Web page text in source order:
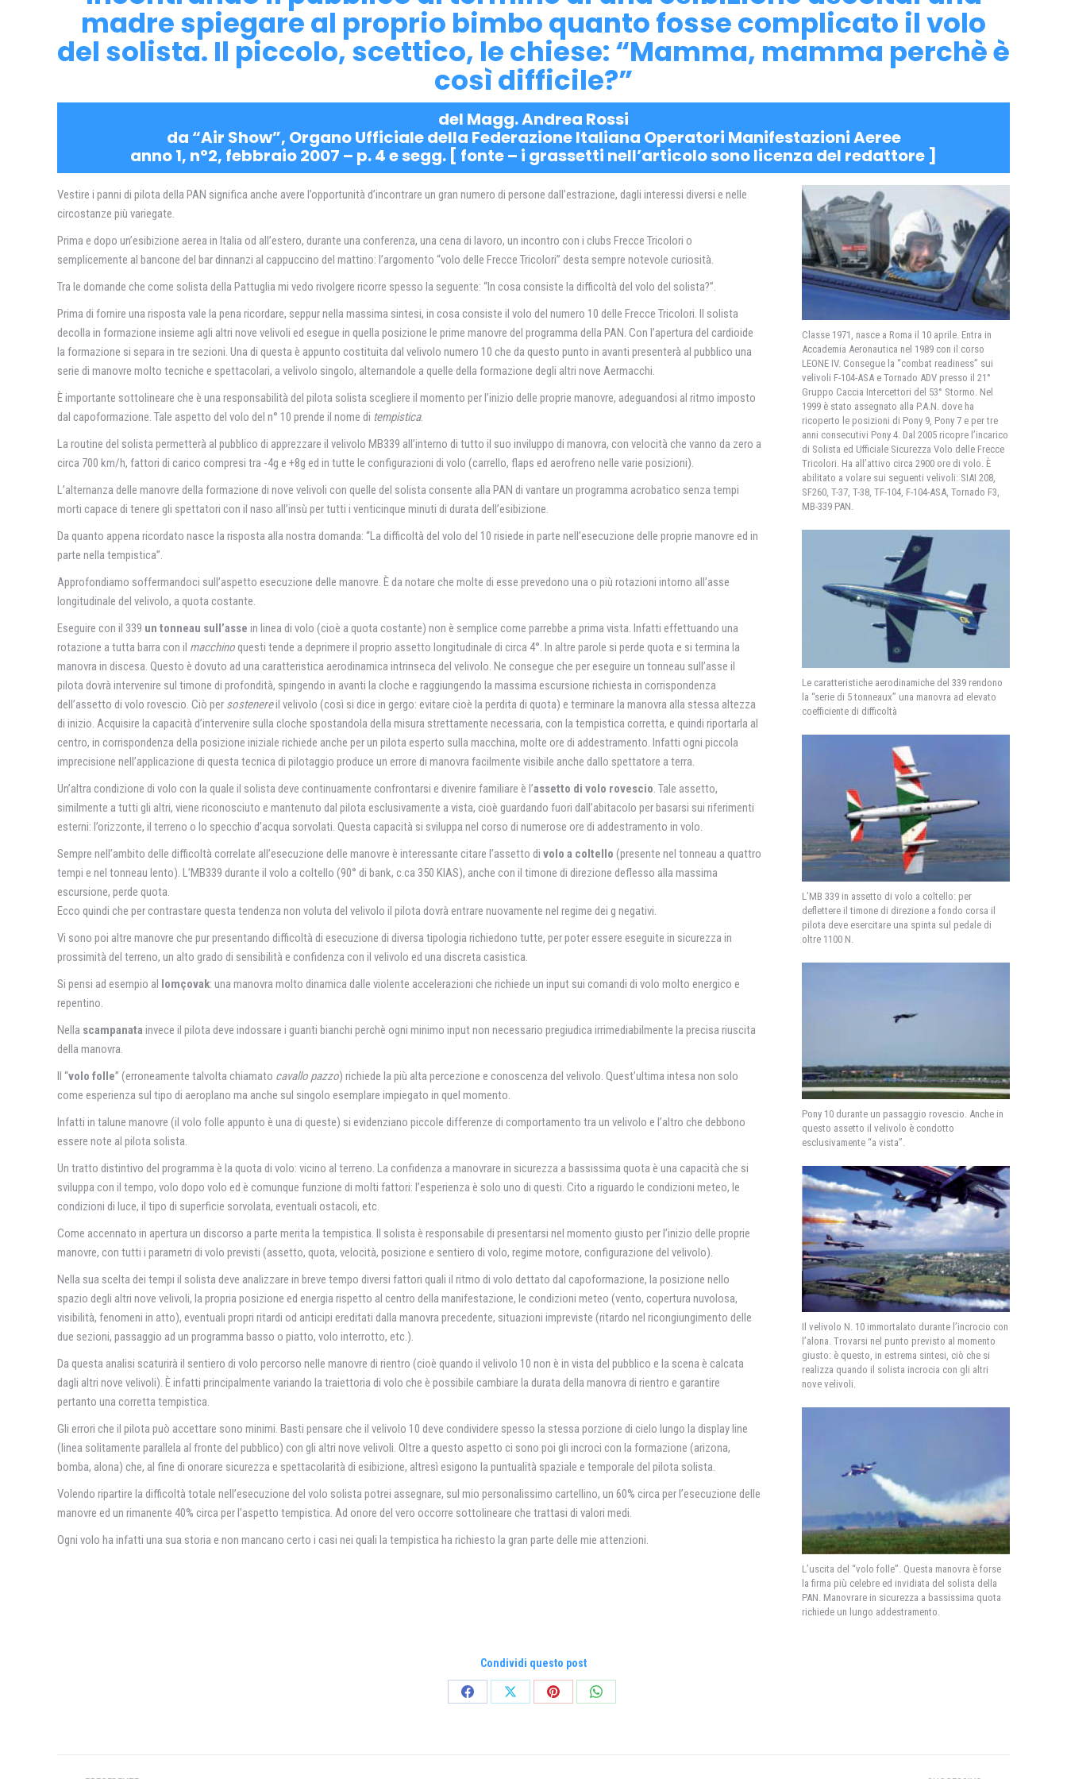
madre spiegare al proprio bimbo quanto fosse complicato il volo
del solista. Il piccolo, scettico, le chiese: “Mamma, mamma perchè è
così difficile?”
del Magg. Andrea Rossi
da “Air Show”, Organo Ufficiale della Federazione Italiana Operatori Manifestazioni Aeree
anno 1, n°2, febbraio 2007 – p. 4 e segg. [ fonte – i grassetti nell’articolo sono licenza del redattore ]
Vestire i panni di pilota della PAN significa anche avere l’opportunità d’incontrare un gran numero di persone dall’estrazione, dagli interessi diversi e nelle
circostanze più variegate.
Prima e dopo un’esibizione aerea in Italia od all’estero, durante una conferenza, una cena di lavoro, un incontro con i clubs Frecce Tricolori o
semplicemente al bancone del bar dinnanzi al cappuccino del mattino: l’argomento “volo delle Frecce Tricolori” desta sempre notevole curiosità.
Tra le domande che come solista della Pattuglia mi vedo rivolgere ricorre spesso la seguente: “In cosa consiste la difficoltà del volo del solista?”.
Prima di fornire una risposta vale la pena ricordare, seppur nella massima sintesi, in cosa consiste il volo del numero 10 delle Frecce Tricolori. Il solista
decolla in formazione insieme agli altri nove velivoli ed esegue in quella posizione le prime manovre del programma della PAN. Con l’apertura del cardioide
la formazione si separa in tre sezioni. Una di questa è appunto costituita dal velivolo numero 10 che da questo punto in avanti presenterà al pubblico una
serie di manovre molto tecniche e spettacolari, a velivolo singolo, alternandole a quelle della formazione degli altri nove Aermacchi.
È importante sottolineare che è una responsabilità del pilota solista scegliere il momento per l’inizio delle proprie manovre, adeguandosi al ritmo imposto
dal capoformazione. Tale aspetto del volo del n° 10 prende il nome di tempistica.
La routine del solista permetterà al pubblico di apprezzare il velivolo MB339 all’interno di tutto il suo inviluppo di manovra, con velocità che vanno da zero a
circa 700 km/h, fattori di carico compresi tra -4g e +8g ed in tutte le configurazioni di volo (carrello, flaps ed aerofreno nelle varie posizioni).
L’alternanza delle manovre della formazione di nove velivoli con quelle del solista consente alla PAN di vantare un programma acrobatico senza tempi
morti capace di tenere gli spettatori con il naso all’insù per tutti i venticinque minuti di durata dell’esibizione.
Da quanto appena ricordato nasce la risposta alla nostra domanda: “La difficoltà del volo del 10 risiede in parte nell’esecuzione delle proprie manovre ed in
parte nella tempistica”.
Approfondiamo soffermandoci sull’aspetto esecuzione delle manovre. È da notare che molte di esse prevedono una o più rotazioni intorno all’asse
longitudinale del velivolo, a quota costante.
Eseguire con il 339 un tonneau sull’asse in linea di volo (cioè a quota costante) non è semplice come parrebbe a prima vista. Infatti effettuando una
rotazione a tutta barra con il macchinoquesti tende a deprimere il proprio assetto longitudinale di circa 4°. In altre parole si perde quota e si termina la
manovra in discesa. Questo è dovuto ad una caratteristica aerodinamica intrinseca del velivolo. Ne consegue che per eseguire un tonneau sull’asse il
pilota dovrà intervenire sul timone di profondità, spingendo in avanti la cloche e raggiungendo la massima escursione richiesta in corrispondenza
dell’assetto di volo rovescio. Ciò per sostenereil velivolo (così si dice in gergo: evitare cioè la perdita di quota) e terminare la manovra alla stessa altezza
di inizio. Acquisire la capacità d’intervenire sulla cloche spostandola della misura strettamente necessaria, con la tempistica corretta, e quindi riportarla al
centro, in corrispondenza della posizione iniziale richiede anche per un pilota esperto sulla macchina, molte ore di addestramento. Infatti ogni piccola
imprecisione nell’applicazione di questa tecnica di pilotaggio produce un errore di manovra facilmente visibile anche dallo spettatore a terra.
Un’altra condizione di volo con la quale il solista deve continuamente confrontarsi e divenire familiare è l’assetto di volo rovescio. Tale assetto,
similmente a tutti gli altri, viene riconosciuto e mantenuto dal pilota esclusivamente a vista, cioè guardando fuori dall’abitacolo per basarsi sui riferimenti
esterni: l’orizzonte, il terreno o lo specchio d’acqua sorvolati. Questa capacità si sviluppa nel corso di numerose ore di addestramento in volo.
Sempre nell’ambito delle difficoltà correlate all’esecuzione delle manovre è interessante citare l’assetto di volo a coltello (presente nel tonneau a quattro
tempi e nel tonneau lento). L’MB339 durante il volo a coltello (90° di bank, c.ca 350 KIAS), anche con il timone di direzione deflesso alla massima
escursione, perde quota.
Ecco quindi che per contrastare questa tendenza non voluta del velivolo il pilota dovrà entrare nuovamente nel regime dei g negativi.
Vi sono poi altre manovre che pur presentando difficoltà di esecuzione di diversa tipologia richiedono tutte, per poter essere eseguite in sicurezza in
prossimità del terreno, un alto grado di sensibilità e confidenza con il velivolo ed una discreta casistica.
Si pensi ad esempio al lomçovak: una manovra molto dinamica dalle violente accelerazioni che richiede un input sui comandi di volo molto energico e
repentino.
Nella scampanata invece il pilota deve indossare i guanti bianchi perchè ogni minimo input non necessario pregiudica irrimediabilmente la precisa riuscita
della manovra.
Il “volo folle” (erroneamente talvolta chiamato cavallo pazzo) richiede la più alta percezione e conoscenza del velivolo. Quest’ultima intesa non solo
come esperienza sul tipo di aeroplano ma anche sul singolo esemplare impiegato in quel momento.
Infatti in talune manovre (il volo folle appunto è una di queste) si evidenziano piccole differenze di comportamento tra un velivolo e l’altro che debbono
essere note al pilota solista.
Un tratto distintivo del programma è la quota di volo: vicino al terreno. La confidenza a manovrare in sicurezza a bassissima quota è una capacità che si
sviluppa con il tempo, volo dopo volo ed è comunque funzione di molti fattori: l’esperienza è solo uno di questi. Cito a riguardo le condizioni meteo, le
condizioni di luce, il tipo di superficie sorvolata, eventuali ostacoli, etc.
Come accennato in apertura un discorso a parte merita la tempistica. Il solista è responsabile di presentarsi nel momento giusto per l’inizio delle proprie
manovre, con tutti i parametri di volo previsti (assetto, quota, velocità, posizione e sentiero di volo, regime motore, configurazione del velivolo).
Nella sua scelta dei tempi il solista deve analizzare in breve tempo diversi fattori quali il ritmo di volo dettato dal capoformazione, la posizione nello
spazio degli altri nove velivoli, la propria posizione ed energia rispetto al centro della manifestazione, le condizioni meteo (vento, copertura nuvolosa,
visibilità, fenomeni in atto), eventuali propri ritardi od anticipi ereditati dalla manovra precedente, situazioni impreviste (ritardo nel ricongiungimento delle
due sezioni, passaggio ad un programma basso o piatto, volo interrotto, etc.).
Da questa analisi scaturirà il sentiero di volo percorso nelle manovre di rientro (cioè quando il velivolo 10 non è in vista del pubblico e la scena è calcata
dagli altri nove velivoli). È infatti principalmente variando la traiettoria di volo che è possibile cambiare la durata della manovra di rientro e garantire
pertanto una corretta tempistica.
Gli errori che il pilota può accettare sono minimi. Basti pensare che il velivolo 10 deve condividere spesso la stessa porzione di cielo lungo la display line
(linea solitamente parallela al fronte del pubblico) con gli altri nove velivoli. Oltre a questo aspetto ci sono poi gli incroci con la formazione (arizona,
bomba, alona) che, al fine di onorare sicurezza e spettacolarità di esibizione, altresì esigono la puntualità spaziale e temporale del pilota solista.
Volendo ripartire la difficoltà totale nell’esecuzione del volo solista potrei assegnare, sul mio personalissimo cartellino, un 60% circa per l’esecuzione delle
manovre ed un rimanente 40% circa per l’aspetto tempistica. Ad onore del vero occorre sottolineare che trattasi di valori medi.
Ogni volo ha infatti una sua storia e non mancano certo i casi nei quali la tempistica ha richiesto la gran parte delle mie attenzioni.
Classe 1971, nasce a Roma il 10 aprile. Entra in
Accademia Aeronautica nel 1989 con il corso
LEONE IV. Consegue la “combat readiness” sui
velivoli F-104-ASA e Tornado ADV presso il 21°
Gruppo Caccia Intercettori del 53° Stormo. Nel
1999 è stato assegnato alla P.A.N. dove ha
ricoperto le posizioni di Pony 9, Pony 7 e per tre
anni consecutivi Pony 4. Dal 2005 ricopre l’incarico
di Solista ed Ufficiale Sicurezza Volo delle Frecce
Tricolori. Ha all’attivo circa 2900 ore di volo. È
abilitato a volare sui seguenti velivoli: SIAI 208,
SF260, T-37, T-38, TF-104, F-104-ASA, Tornado F3,
MB-339 PAN.
Le caratteristiche aerodinamiche del 339 rendono
la “serie di 5 tonneaux” una manovra ad elevato
coefficiente di difficoltà
L’MB 339 in assetto di volo a coltello: per
deflettere il timone di direzione a fondo corsa il
pilota deve esercitare una spinta sul pedale di
oltre 1100 N.
Pony 10 durante un passaggio rovescio. Anche in
questo assetto il velivolo è condotto
esclusivamente “a vista”.
Il velivolo N. 10 immortalato durante l’incrocio con
l’alona. Trovarsi nel punto previsto al momento
giusto: è questo, in estrema sintesi, ciò che si
realizza quando il solista incrocia con gli altri
nove velivoli.
L’uscita del “volo folle”. Questa manovra è forse
la firma più celebre ed invidiata del solista della
PAN. Manovrare in sicurezza a bassissima quota
richiede un lungo addestramento.
Condividi questo post
CondividiCondividiCondividiCondividi
Naviga